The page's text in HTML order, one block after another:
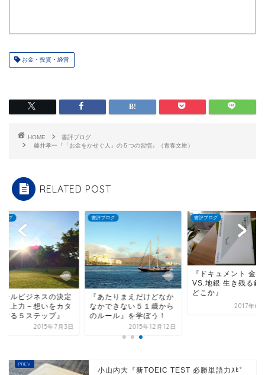
お金・投資・経営
HOME
書評ブログ
藤井孝一『「お金をかせぐ人」の５つの習慣』（青春文庫）
RELATED POST
ログ
たりまえだけどなか
できない５１歳から
ール』を学ぼう！
2015年12月12日
書評ブログ
『ドキュメント 金融庁
VS.地銀 生き残る銀行は
どこか』
2017年6月25日
書評ブログ
スモールビジネスの
版『立上力－想いを
チにする５ステップ
2015年7
小山内大『新TOEIC TEST 必勝単語力ｽﾋﾟ